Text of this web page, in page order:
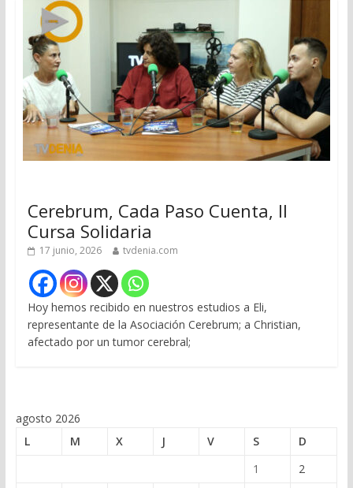
Cerebrum, Cada Paso Cuenta, II
Cursa Solidaria
17 junio, 2026 tvdenia.com
Hoy hemos recibido en nuestros estudios a Eli,
representante de la Asociación Cerebrum; a Christian,
afectado por un tumor cerebral;
agosto 2026
L
M X J V S
D
1
2